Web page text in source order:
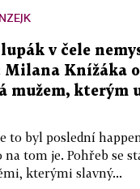
v čele
Milana Knížáka
mužem, kterým
to byl poslední
na tom je. Pohřeb se
kterými slavný...